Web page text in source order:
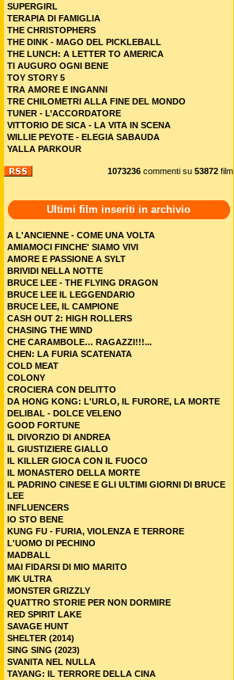
SUPERGIRL
TERAPIA DI FAMIGLIA
THE CHRISTOPHERS
THE DINK - MAGO DEL PICKLEBALL
THE LUNCH: A LETTER TO AMERICA
TI AUGURO OGNI BENE
TOY STORY 5
TRA AMORE E INGANNI
TRE CHILOMETRI ALLA FINE DEL MONDO
TUNER - L’ACCORDATORE
VITTORIO DE SICA - LA VITA IN SCENA
WILLIE PEYOTE - ELEGIA SABAUDA
YALLA PARKOUR
1073236 commenti su 53872 film
Ultimi film inseriti in archivio
A L'ANCIENNE - COME UNA VOLTA
AMIAMOCI FINCHE' SIAMO VIVI
AMORE E PASSIONE A SYLT
BRIVIDI NELLA NOTTE
BRUCE LEE - THE FLYING DRAGON
BRUCE LEE IL LEGGENDARIO
BRUCE LEE, IL CAMPIONE
CASH OUT 2: HIGH ROLLERS
CHASING THE WIND
CHE CARAMBOLE… RAGAZZI!!!...
CHEN: LA FURIA SCATENATA
COLD MEAT
COLONY
CROCIERA CON DELITTO
DA HONG KONG: L'URLO, IL FURORE, LA MORTE
DELIBAL - DOLCE VELENO
GOOD FORTUNE
IL DIVORZIO DI ANDREA
IL GIUSTIZIERE GIALLO
IL KILLER GIOCA CON IL FUOCO
IL MONASTERO DELLA MORTE
IL PADRINO CINESE E GLI ULTIMI GIORNI DI BRUCE
LEE
INFLUENCERS
IO STO BENE
KUNG FU - FURIA, VIOLENZA E TERRORE
L'UOMO DI PECHINO
MADBALL
MAI FIDARSI DI MIO MARITO
MK ULTRA
MONSTER GRIZZLY
QUATTRO STORIE PER NON DORMIRE
RED SPIRIT LAKE
SAVAGE HUNT
SHELTER (2014)
SING SING (2023)
SVANITA NEL NULLA
TAYANG: IL TERRORE DELLA CINA